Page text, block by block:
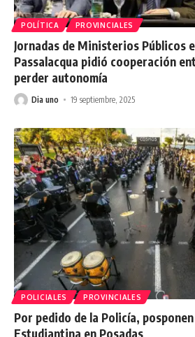
POLÍTICA PROVINCIALES
Jornadas de Ministerios Públicos
Passalacqua pidió cooperación
perder autonomía
Dia uno 19 septiembre, 2025
POLICIALES PROVINCIALES
Por pedido de la Policía,
Estudiantina en Posadas